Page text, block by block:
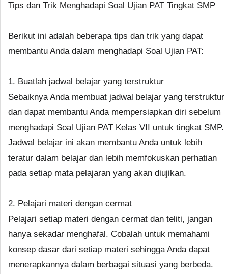
Tips dan Trik Menghadapi Soal Ujian PAT Tingkat SMP
Berikut ini adalah beberapa tips dan trik yang dapat
membantu Anda dalam menghadapi Soal Ujian PAT:
1. Buatlah jadwal belajar yang terstruktur
Sebaiknya Anda membuat jadwal belajar yang terstruktur
dan dapat membantu Anda mempersiapkan diri sebelum
menghadapi Soal Ujian PAT Kelas VII untuk tingkat SMP.
Jadwal belajar ini akan membantu Anda untuk lebih
teratur dalam belajar dan lebih memfokuskan perhatian
pada setiap mata pelajaran yang akan diujikan.
2. Pelajari materi dengan cermat
Pelajari setiap materi dengan cermat dan teliti, jangan
hanya sekadar menghafal. Cobalah untuk memahami
konsep dasar dari setiap materi sehingga Anda dapat
menerapkannya dalam berbagai situasi yang berbeda.